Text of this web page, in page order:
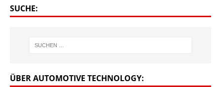
SUCHE:
ÜBER AUTOMOTIVE TECHNOLOGY: